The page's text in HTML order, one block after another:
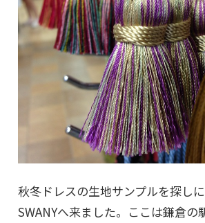
秋冬ドレスの生地サンプルを探し
SWANYへ来ました。ここは鎌倉の